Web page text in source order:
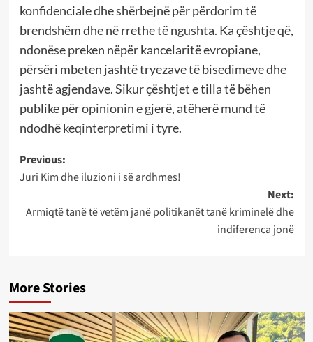
konfidenciale dhe shërbejnë për përdorim të
brendshëm dhe në rrethe të ngushta. Ka çështje që,
ndonëse preken nëpër kancelaritë evropiane,
përsëri mbeten jashtë tryezave të bisedimeve dhe
jashtë agjendave. Sikur çështjet e tilla të bëhen
publike për opinionin e gjerë, atëherë mund të
ndodhë keqinterpretimi i tyre.
Post
navigation
Previous:
Juri Kim dhe iluzioni i së ardhmes!
Next:
Armiqtë tanë të vetëm janë politikanët tanë kriminelë dhe
indiferenca jonë
More Stories